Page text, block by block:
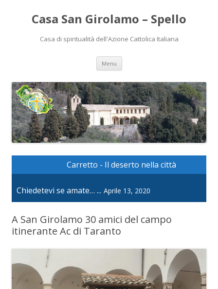
Casa San Girolamo – Spello
Casa di spiritualità dell'Azione Cattolica Italiana
Menu Vai
contenuto
Carretto - Il deserto nella città
Chiedetevi se amate… ... Aprile 13, 2020
A San Girolamo 30 amici del campo
itinerante Ac di Taranto